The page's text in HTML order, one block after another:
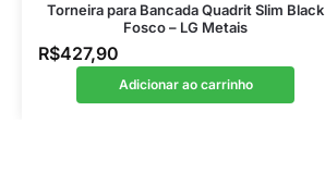
Torneira para Bancada Quadrit Slim Black
Fosco – LG Metais
R$427,90
Adicionar ao carrinho